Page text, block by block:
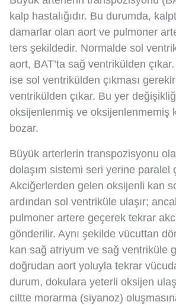
kalp hastalığıdır. Bu durumda,
damarlar olan aort ve pulmoner
ters şekildedir. Normalde sol
aort, BAT’ta sağ ventrikülden
ise sol ventrikülden çıkması
ventrikülden çıkar. Bu yer
oksijenlenmiş ve oksijenlenmemiş
bozar.
Büyük arterlerin transpozisyonu
dolaşım sistemi seri yerine paralel
Akciğerlerden gelen oksijenli kan
ardından sol ventriküle ulaşır;
pulmoner artere geçerek tekrar
gönderilir. Aynı şekilde vücuttan
kan sağ atriyum ve sağ ventriküle
doğrudan aort yoluyla tekrar
durum, dokulara yeterli oksijen
ciltte morarma (siyanoz)